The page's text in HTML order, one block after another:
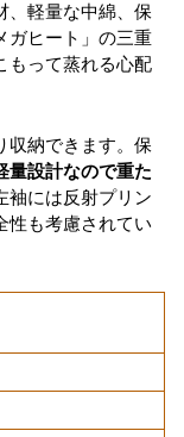
、軽量な中綿、保
ガヒート」の三重
もって蒸れる心配
収納できます。保
量設計なので重た
袖には反射プリン
性も考慮されてい